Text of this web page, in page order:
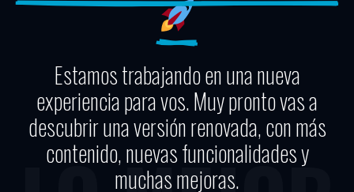
Estamos trabajando en una nueva
experiencia para vos. Muy pronto vas a
descubrir una versión renovada, con más
contenido, nuevas funcionalidades y
muchas mejoras.